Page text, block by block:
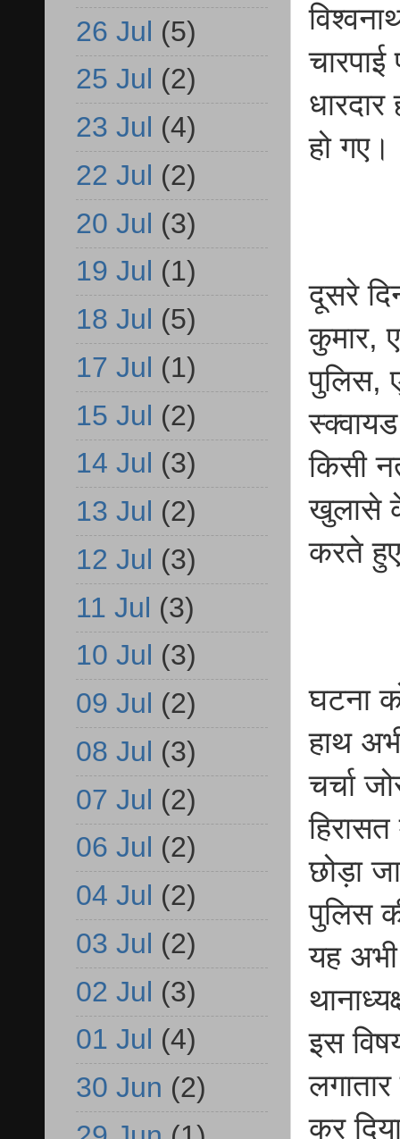
हो गए।
दूसरे
कुमार,
पुलिस,
किसी
खुलासे
करते
घटना
हाथ
चर्चा
छोड़ा
पुलिस
यह
इस
कर
26 Jul (5)
25 Jul (2)
23 Jul (4)
22 Jul (2)
20 Jul (3)
19 Jul (1)
18 Jul (5)
17 Jul (1)
15 Jul (2)
14 Jul (3)
13 Jul (2)
12 Jul (3)
11 Jul (3)
10 Jul (3)
09 Jul (2)
08 Jul (3)
07 Jul (2)
06 Jul (2)
04 Jul (2)
03 Jul (2)
02 Jul (3)
01 Jul (4)
30 Jun (2)